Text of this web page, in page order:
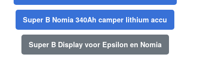
Super B Nomia 340Ah camper lithium accu
Super B Display voor Epsilon en Nomia